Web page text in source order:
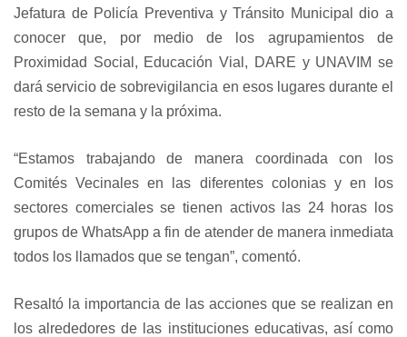
Jefatura de Policía Preventiva y Tránsito Municipal dio a
conocer que, por medio de los agrupamientos de
Proximidad Social, Educación Vial, DARE y UNAVIM se
dará servicio de sobrevigilancia en esos lugares durante el
resto de la semana y la próxima.
“Estamos trabajando de manera coordinada con los
Comités Vecinales en las diferentes colonias y en los
sectores comerciales se tienen activos las 24 horas los
grupos de WhatsApp a fin de atender de manera inmediata
todos los llamados que se tengan”, comentó.
Resaltó la importancia de las acciones que se realizan en
los alrededores de las instituciones educativas, así como